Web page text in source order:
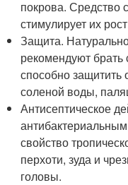
покрова. Средство
стимулирует их
Защита.
рекомендуют брать
способно защитить
соленой воды,
Антисептическое
свойство
перхоти, зуда и
головы.